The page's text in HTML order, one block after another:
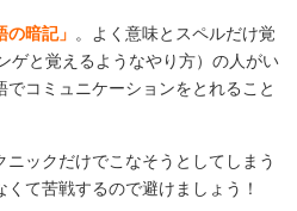
の暗記」 。よく意味とスペルだけ覚
ゲと覚えるようなやり方）の人がい
でコミュニケーションをとれること
ックだけでこなそうとしてしまう
て苦戦するので避けましょう！